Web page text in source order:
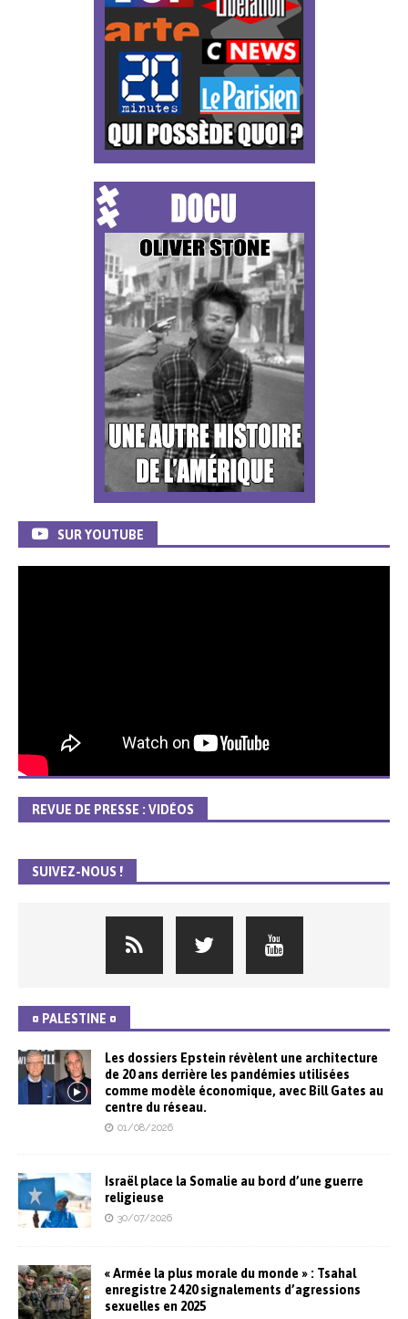
SUR YOUTUBE
REVUE DE PRESSE : VIDÉOS
SUIVEZ-NOUS !
¤ PALESTINE ¤
Les dossiers Epstein révèlent une architecture
de 20 ans derrière les pandémies utilisées
comme modèle économique, avec Bill Gates au
centre du réseau.
01/08/2026
Israël place la Somalie au bord d’une guerre
religieuse
30/07/2026
« Armée la plus morale du monde » : Tsahal
enregistre 2 420 signalements d’agressions
sexuelles en 2025